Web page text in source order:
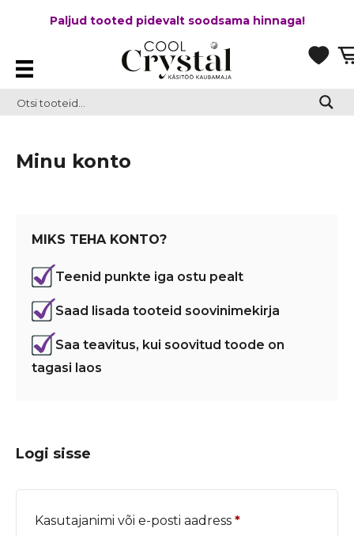
Paljud tooted pidevalt soodsama hinnaga!
Minu konto
MIKS TEHA KONTO?
Teenid punkte iga ostu pealt
Saad lisada tooteid soovinimekirja
Saa teavitus, kui soovitud toode on
tagasi laos
Logi sisse
Kasutajanimi või e-posti aadress *Nõutud